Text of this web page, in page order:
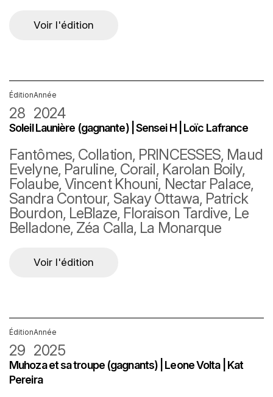
Voir l'édition
Édition
28
Année
2024
Soleil Launière (gagnante) | Sensei H | Loïc Lafrance
Fantômes, Collation, PRINCESSES, Maud
Evelyne, Paruline, Corail, Karolan Boily,
Folaube, Vincent Khouni, Nectar Palace,
Sandra Contour, Sakay Ottawa, Patrick
Bourdon, LeBlaze, Floraison Tardive, Le
Belladone, Zéa Calla, La Monarque
Voir l'édition
Édition
29
Année
2025
Muhoza et sa troupe (gagnants) | Leone Volta | Kat
Pereira